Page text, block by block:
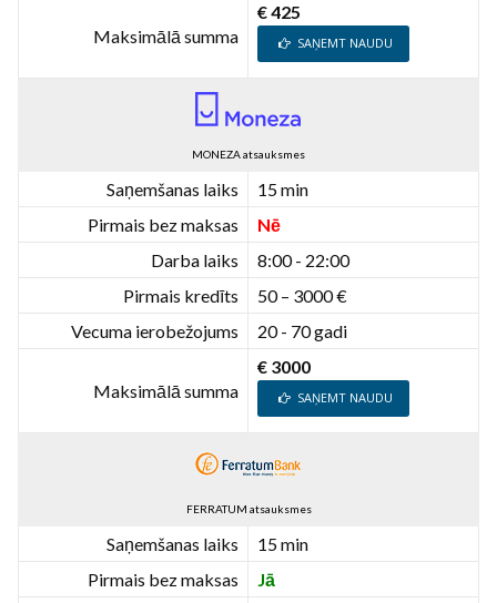
Maksimālā summa
€ 425
SAŅEMT NAUDU
MONEZA atsauksmes
Saņemšanas laiks
15 min
Pirmais bez maksas
Nē
Darba laiks
8:00 - 22:00
Pirmais kredīts
50 – 3000 €
Vecuma ierobežojums
20 - 70 gadi
Maksimālā summa
€ 3000
SAŅEMT NAUDU
FERRATUM atsauksmes
Saņemšanas laiks
15 min
Pirmais bez maksas
Jā